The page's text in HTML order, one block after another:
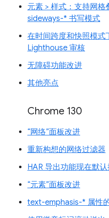
元素 > 样式：支持网格
sideways-* 书写模式
在时间跨度和快照模式
Lighthouse 审核
无障碍功能改进
其他亮点
Chrome 130
“网络”面板改进
重新构想的网络过滤器
HAR 导出功能现在默
“元素”面板改进
text-emphasis-* 属性